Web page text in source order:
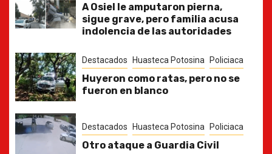
A Osiel le amputaron pierna,
sigue grave, pero familia acusa
indolencia de las autoridades
Destacados Huasteca Potosina Policiaca
Huyeron como ratas, pero no se
fueron en blanco
Destacados Huasteca Potosina Policiaca
Otro ataque a Guardia Civil